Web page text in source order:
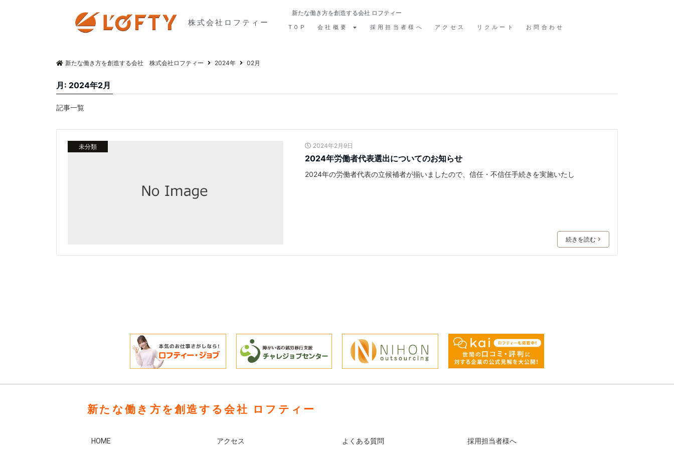
株式会社ロフティー
新たな働き方を創造する会社 ロフティー
TOP 会社概要 採用担当者様へ アクセス リクルート お問合わせ
新たな働き方を創造する会社 株式会社ロフティー 2024年 02月
月: 2024年2月
記事一覧
未分類 2024年2月9日
2024年労働者代表選出についてのお知らせ
2024年の労働者代表の立候補者が揃いましたので、信任・不信任手続きを実施いたし
続きを読む
新たな働き方を創造する会社 ロフティー
HOME アクセス よくある質問 採用担当者様へ